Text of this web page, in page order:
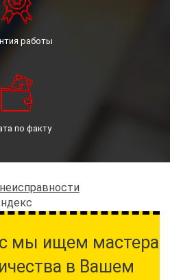
работы
по факту
мы ищем мастера
в Вашем